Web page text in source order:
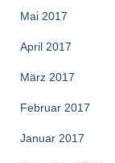
Mai 2017
April 2017
März 2017
Februar 2017
Januar 2017